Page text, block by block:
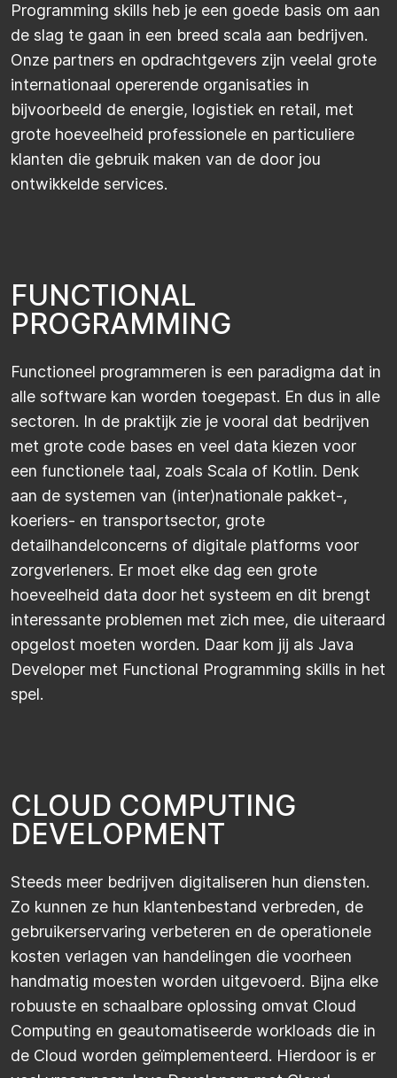
Programming skills heb je een goede basis om aan
de slag te gaan in een breed scala aan bedrijven.
Onze partners en opdrachtgevers zijn veelal grote
internationaal opererende organisaties in
bijvoorbeeld de energie, logistiek en retail, met
grote hoeveelheid professionele en particuliere
klanten die gebruik maken van de door jou
ontwikkelde services.
FUNCTIONAL
PROGRAMMING
Functioneel programmeren is een paradigma dat in
alle software kan worden toegepast. En dus in alle
sectoren. In de praktijk zie je vooral dat bedrijven
met grote code bases en veel data kiezen voor
een functionele taal, zoals Scala of Kotlin. Denk
aan de systemen van (inter)nationale pakket-,
koeriers- en transportsector, grote
detailhandelconcerns of digitale platforms voor
zorgverleners. Er moet elke dag een grote
hoeveelheid data door het systeem en dit brengt
interessante problemen met zich mee, die uiteraard
opgelost moeten worden. Daar kom jij als Java
Developer met Functional Programming skills in het
spel.
CLOUD COMPUTING
DEVELOPMENT
Steeds meer bedrijven digitaliseren hun diensten.
Zo kunnen ze hun klantenbestand verbreden, de
gebruikerservaring verbeteren en de operationele
kosten verlagen van handelingen die voorheen
handmatig moesten worden uitgevoerd. Bijna elke
robuuste en schaalbare oplossing omvat Cloud
Computing en geautomatiseerde workloads die in
de Cloud worden geïmplementeerd. Hierdoor is er